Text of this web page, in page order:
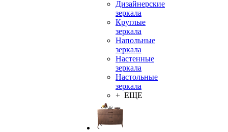
Дизайнерские
зеркала
Круглые
зеркала
Напольные
зеркала
Настенные
зеркала
Настольные
зеркала
+ ЕЩЕ